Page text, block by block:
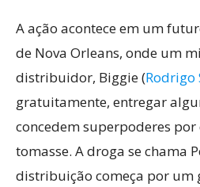
A ação acontece em um
de Nova Orleans, onde um
distribuidor, Biggie (Rodrigo
gratuitamente, entregar
concedem superpoderes
tomasse. A droga se chama
distribuição começa por um